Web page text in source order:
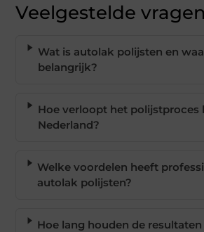
Veelgestelde vragen
Wat is autolak polijsten en
belangrijk?
Hoe verloopt het polijstproces
Nederland?
Welke voordelen heeft
autolak polijsten?
Hoe lang houden de